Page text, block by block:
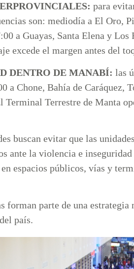
para
son: mediodía a El Oro,
a Guayas, Santa Elena y
excede el margen antes del
DENTRO DE MANABÍ: las
a Chone, Bahía de Caráquez,
Terminal Terrestre de Manta
buscan evitar que las
ante la violencia e
espacios públicos, vías y
forman parte de una
país.